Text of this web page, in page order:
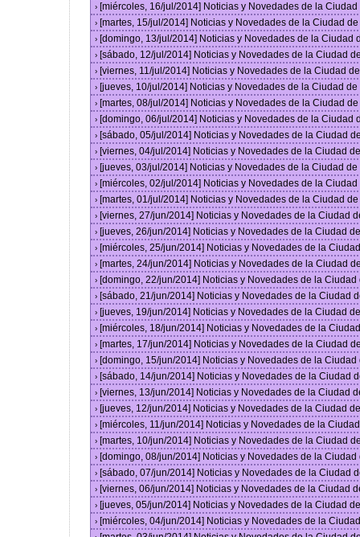
› [miércoles, 16/jul/2014] Noticias y Novedades de la
› [martes, 15/jul/2014] Noticias y Novedades de la Ciudad
› [domingo, 13/jul/2014] Noticias y Novedades de la Ciudad
› [sábado, 12/jul/2014] Noticias y Novedades de la Ciudad
› [viernes, 11/jul/2014] Noticias y Novedades de la Ciudad
› [jueves, 10/jul/2014] Noticias y Novedades de la Ciudad
› [martes, 08/jul/2014] Noticias y Novedades de la Ciudad
› [domingo, 06/jul/2014] Noticias y Novedades de la Ciudad
› [sábado, 05/jul/2014] Noticias y Novedades de la Ciudad
› [viernes, 04/jul/2014] Noticias y Novedades de la Ciudad
› [jueves, 03/jul/2014] Noticias y Novedades de la Ciudad
› [miércoles, 02/jul/2014] Noticias y Novedades de la
› [martes, 01/jul/2014] Noticias y Novedades de la Ciudad
› [viernes, 27/jun/2014] Noticias y Novedades de la Ciudad
› [jueves, 26/jun/2014] Noticias y Novedades de la Ciudad
› [miércoles, 25/jun/2014] Noticias y Novedades de la
› [martes, 24/jun/2014] Noticias y Novedades de la Ciudad
› [domingo, 22/jun/2014] Noticias y Novedades de la
› [sábado, 21/jun/2014] Noticias y Novedades de la Ciudad
› [jueves, 19/jun/2014] Noticias y Novedades de la Ciudad
› [miércoles, 18/jun/2014] Noticias y Novedades de la
› [martes, 17/jun/2014] Noticias y Novedades de la Ciudad
› [domingo, 15/jun/2014] Noticias y Novedades de la
› [sábado, 14/jun/2014] Noticias y Novedades de la Ciudad
› [viernes, 13/jun/2014] Noticias y Novedades de la Ciudad
› [jueves, 12/jun/2014] Noticias y Novedades de la Ciudad
› [miércoles, 11/jun/2014] Noticias y Novedades de la
› [martes, 10/jun/2014] Noticias y Novedades de la Ciudad
› [domingo, 08/jun/2014] Noticias y Novedades de la
› [sábado, 07/jun/2014] Noticias y Novedades de la Ciudad
› [viernes, 06/jun/2014] Noticias y Novedades de la Ciudad
› [jueves, 05/jun/2014] Noticias y Novedades de la Ciudad
› [miércoles, 04/jun/2014] Noticias y Novedades de la